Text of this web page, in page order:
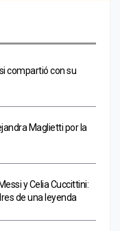
compartió con su
Maglietti por la
y Celia Cuccittini:
de una leyenda